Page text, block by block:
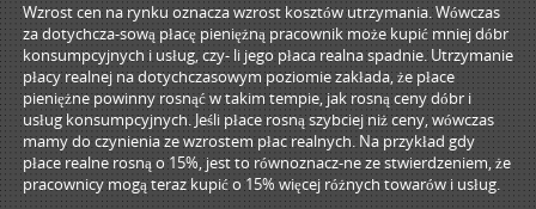
Wzrost cen na rynku oznacza wzrost kosztów utrzymania. Wówczas
za dotychcza-sową płacę pieniężną pracownik może kupić mniej dóbr
konsumpcyjnych i usług, czy- li jego płaca realna spadnie. Utrzymanie
płacy realnej na dotychczasowym poziomie zakłada, że płace
pieniężne powinny rosnąć w takim tempie, jak rosną ceny dóbr i
usług konsumpcyjnych. Jeśli płace rosną szybciej niż ceny, wówczas
mamy do czynienia ze wzrostem płac realnych. Na przykład gdy
płace realne rosną o 15%, jest to równoznacz-ne ze stwierdzeniem, że
pracownicy mogą teraz kupić o 15% więcej różnych towarów i usług.